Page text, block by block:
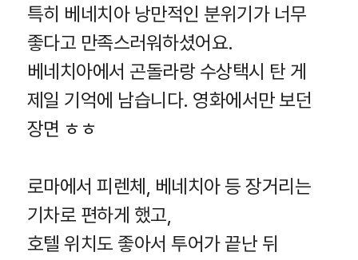
특히 베네치아 낭만적인 분위기가 너무
좋다고 만족스러워하셨어요.
베네치아에서 곤돌라랑 수상택시 탄 게
제일 기억에 남습니다. 영화에서만 보던
장면 ㅎㅎ
로마에서 피렌체, 베네치아 등 장거리는
기차로 편하게 했고,
호텔 위치도 좋아서 투어가 끝난 뒤